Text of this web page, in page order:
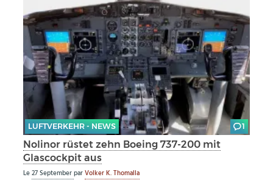
LUFTVERKEHR - NEWS 1
Nolinor rüstet zehn Boeing 737-200 mit
Glascockpit aus
Le27 SeptemberparVolker K. Thomalla